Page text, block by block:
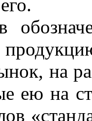
его.
, на
ею на